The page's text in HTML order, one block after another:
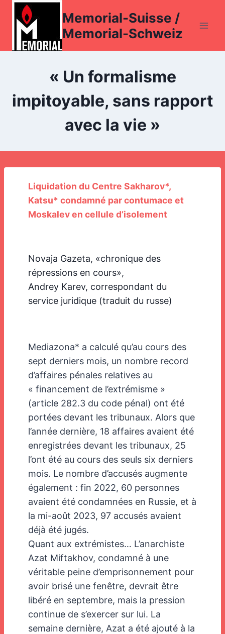
contenu
Memorial-Suisse /
Memorial-Schweiz
« Un formalisme
impitoyable, sans rapport
avec la vie »
Liquidation du Centre Sakharov*,
Katsu* condamné par contumace et
Moskalev en cellule d’isolement
Novaja Gazeta, «chronique des
répressions en cours»,
Andrey Karev, correspondant du
service juridique (traduit du russe)
Mediazona* a calculé qu’au cours des
sept derniers mois, un nombre record
d’affaires pénales relatives au
« financement de l’extrémisme »
(article 282.3 du code pénal) ont été
portées devant les tribunaux. Alors que
l’année dernière, 18 affaires avaient été
enregistrées devant les tribunaux, 25
l’ont été au cours des seuls six derniers
mois. Le nombre d’accusés augmente
également : fin 2022, 60 personnes
avaient été condamnées en Russie, et à
la mi-août 2023, 97 accusés avaient
déjà été jugés.
Quant aux extrémistes… L’anarchiste
Azat Miftakhov, condamné à une
véritable peine d’emprisonnement pour
avoir brisé une fenêtre, devrait être
libéré en septembre, mais la pression
continue de s’exercer sur lui. La
semaine dernière, Azat a été ajouté à la